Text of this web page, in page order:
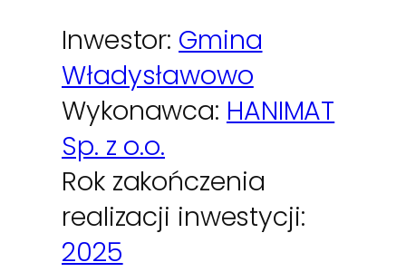
Inwestor: Gmina
Władysławowo
Wykonawca: HANIMAT
Sp. z o.o.
Rok zakończenia
realizacji inwestycji:
2025